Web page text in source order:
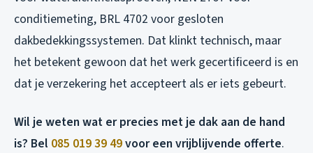
conditiemeting, BRL 4702 voor gesloten
dakbedekkingssystemen. Dat klinkt technisch, maar
het betekent gewoon dat het werk gecertificeerd is en
dat je verzekering het accepteert als er iets gebeurt.
Wil je weten wat er precies met je dak aan de hand
is? Bel 085 019 39 49voor een vrijblijvende offerte.